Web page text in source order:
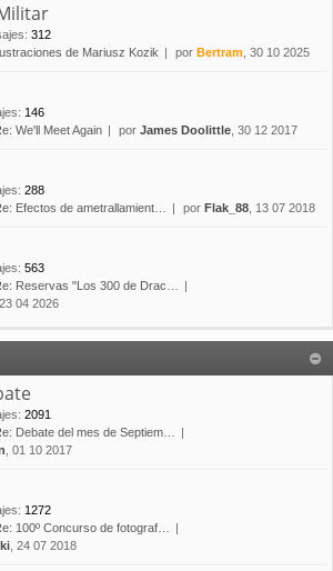
: 312
Ilustraciones de Mariusz Kozik por Bertram , 30 10 2025
: 146
We'll Meet Again por James Doolittle , 30 12 2017
: 288
Efectos de ametrallamient… por Flak_88 , 13 07 2018
: 563
Reservas "Los 300 de Drac…
, 23 04 2026
: 2091
Debate del mes de Septiem…
, 01 10 2017
: 1272
100º Concurso de fotograf…
, 24 07 2018